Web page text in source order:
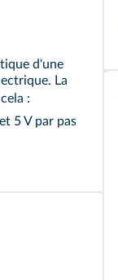
d'une
La
:
5 V par pas